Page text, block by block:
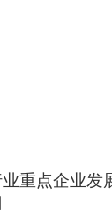
重点企业发